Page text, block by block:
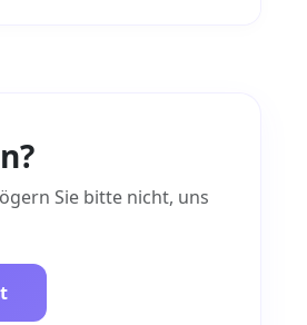
Sie bitte nicht, uns